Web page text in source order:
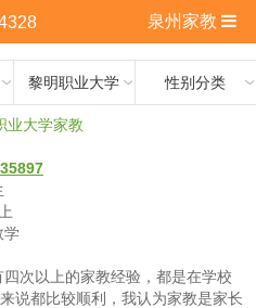
泉州家教
黎明职业大学 性别分类
业大学家教
学
四次以上的家教经验，都是在学校
说都比较顺利，我认为家教是家长